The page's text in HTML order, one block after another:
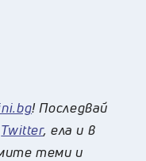
! Последвай
Twitter, ела и в
теми и